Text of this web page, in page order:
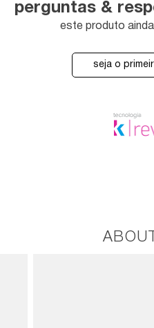
perguntas &
este produto
seja o